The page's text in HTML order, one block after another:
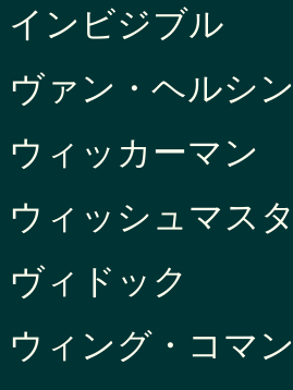
インビジブル
ヴァン・ヘルシ
ウィッカーマン
ウィッシュマス
ヴィドック
ウィング・コマ